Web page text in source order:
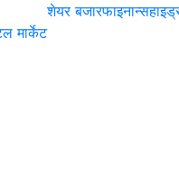
मार्केट
शेयर बजारफाइनान्स